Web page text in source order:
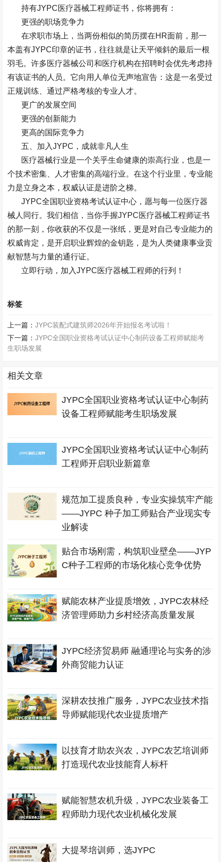
持有JYPC医疗器械工程师证书，你将拥有：
更强的职场竞争力
在求职市场上，当两份相似的简历摆在HR面前，那一
本盖有JYPC印章的证书，往往就是让天平倾斜的最后一根
羽毛。许多医疗器械公司和医疗机构在招聘时会优先考虑持
有该证书的人员。它向用人单位无声地宣告：这是一名受过
正规训练、通过严格考核的专业人才。
更广的发展空间
更强的创新能力
更高的国际竞争力
五、加入JYPC ，成就非凡人生
医疗器械行业是一个关乎生命健康的崇高行业，也是一
个技术密集、人才密集的高端行业。在这个行业里，专业能
力是立身之本，权威认证是进阶之梯。
JYPC全国职业资格考试认证中心，愿与每一位医疗器
械人同行。我们相信，当你手握JYPC医疗器械工程师证书
的那一刻，你收获的不仅是一张纸，更是对自己专业能力的
权威肯定，是开启职业辉煌的金钥匙，是为人类健康事业贡
献智慧与力量的通行证。
立即行动，加入JYPC医疗器械工程师的行列！
标签
上一篇：JYPC装配式建筑师2026年开始报名考试啦！
下一篇：JYPC全国职业资格考试认证中心制药设备工程师赋能考
生职场发展
相关文章
JYPC全国职业资格考试认证中心制药
设备工程师赋能考生职场发展
JYPC全国职业资格考试认证中心制药
工程师开启职业新篇章
规范加工提质良种，专业实操筑牢产能
——JYPC 种子加工师贴合产业现实专
业解读
贴合市场刚需，构筑职业壁垒——JYP
C种子工程师的市场化核心竞争优势
赋能农林产业提质增效，JYPC农林经
济管理师助力乡村经济高质量发展
JYPC经济贸易师 融通理论与实务的涉
外商贸能力认证
深耕农技推广服务，JYPC农业技术指
导师赋能现代农业提质增产
以技育才助农兴农，JYPC农艺培训师
打造现代农业技能育人标杆
赋能智慧农机升级，JYPC农业装备工
程师助力现代农业机械化发展
大提琴培训师，选JYPC